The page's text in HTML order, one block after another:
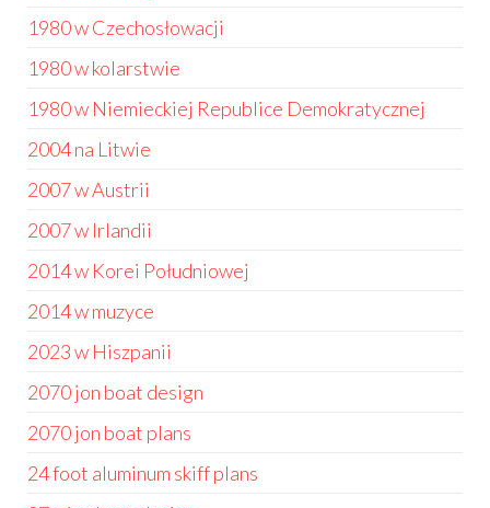
1980 w Czechosłowacji
1980 w kolarstwie
1980 w Niemieckiej Republice Demokratycznej
2004 na Litwie
2007 w Austrii
2007 w Irlandii
2014 w Korei Południowej
2014 w muzyce
2023 w Hiszpanii
2070 jon boat design
2070 jon boat plans
24 foot aluminum skiff plans